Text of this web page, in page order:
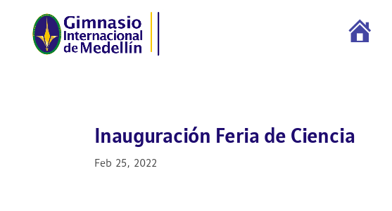
Inauguración Feria de Ciencia
Feb 25, 2022